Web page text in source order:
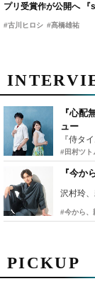
PICKUP
プリ受賞作が公開へ
時上映決定
#古川ヒロシ #髙橋雄祐
『心配
ュー
#田村ツト
『今か
沢村玲
#今から、